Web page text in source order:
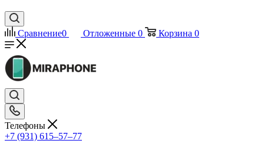
Сравнение0 Отложенные 0 Корзина 0
Телефоны
+7 (931) 615‒57‒77